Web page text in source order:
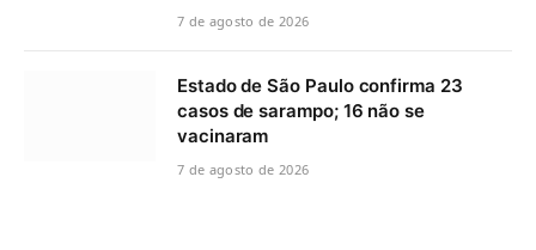
7 de agosto de 2026
Estado de São Paulo confirma 23
casos de sarampo; 16 não se
vacinaram
7 de agosto de 2026